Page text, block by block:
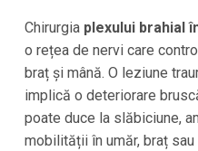
Chirurgia plexului brahial
o rețea de nervi care
braț și mână. O leziune
implică o deteriorare
poate duce la slăbiciune,
mobilității în umăr, braț